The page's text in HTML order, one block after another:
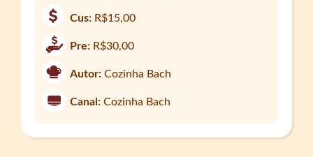
Cus: R$15,00
Pre: R$30,00
Autor: Cozinha Bach
Canal: Cozinha Bach